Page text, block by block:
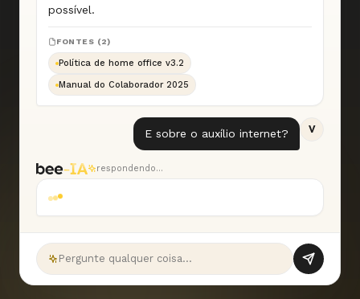
possível.
FONTES (2)
Política de home office v3.2
Manual do Colaborador 2025
E sobre o auxílio internet? V
respondendo…
Pergunte qualquer coisa…